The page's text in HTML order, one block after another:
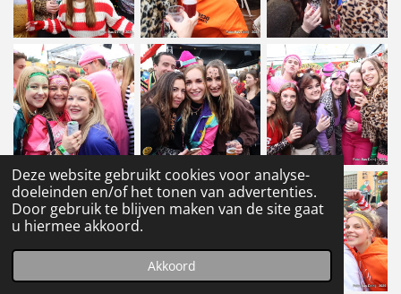
Deze website gebruikt cookies voor analyse-
doeleinden en/of het tonen van advertenties.
Door gebruik te blijven maken van de site gaat
u hiermee akkoord.
Akkoord